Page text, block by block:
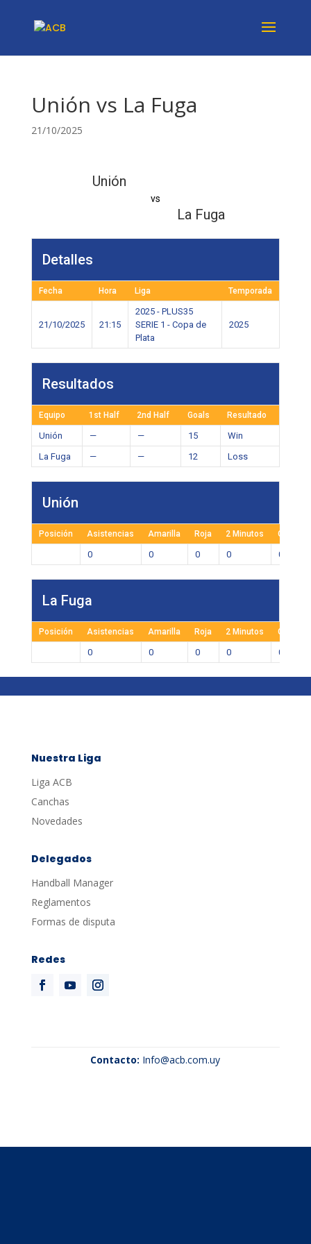
Unión vs La Fuga
21/10/2025
Unión
vs
La Fuga
Detalles
Fecha Hora Liga Temporada
21/10/2025 21:15
2025 - PLUS35
SERIE 1 - Copa de
Plata
2025
Resultados
Equipo 1st Half 2nd Half Goals Resultado
Unión — — 15
Win
La Fuga
— — 12 Loss
Unión
Posición Asistencias Amarilla Roja 2 Minutos Goles
0 0 0 0 0
La Fuga
Posición Asistencias Amarilla Roja 2 Minutos Goles
0 0 0 0 0
Nuestra Liga
Liga ACB
Canchas
Novedades
Delegados
Handball Manager
Reglamentos
Formas de disputa
Redes
Contacto: Info@acb.com.uy